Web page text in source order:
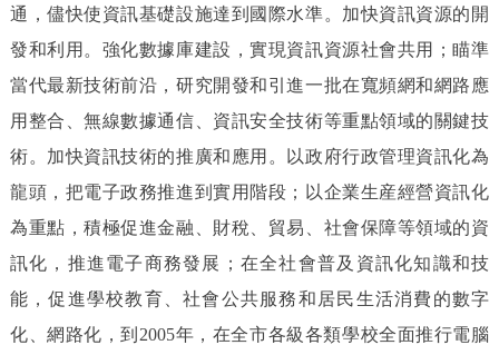
通，儘快使資訊基礎設施達到國際水準。加快資訊資源的開
發和利用。強化數據庫建設，實現資訊資源社會共用；瞄準
當代最新技術前沿，研究開發和引進一批在寬頻網和網路應
用整合、無線數據通信、資訊安全技術等重點領域的關鍵技
術。加快資訊技術的推廣和應用。以政府行政管理資訊化為
龍頭，把電子政務推進到實用階段；以企業生産經營資訊化
為重點，積極促進金融、財稅、貿易、社會保障等領域的資
訊化，推進電子商務發展；在全社會普及資訊化知識和技
能，促進學校教育、社會公共服務和居民生活消費的數字
化、網路化，到2005年，在全市各級各類學校全面推行電腦